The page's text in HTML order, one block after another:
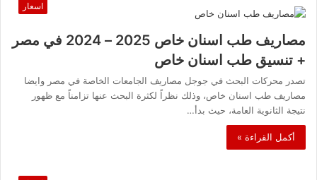
اسعار
مصاريف طب اسنان خاص 2025 – 2024 في مصر
+ تنسيق طب اسنان خاص
تصدر محركات البحث في جوجل مصاريف الجامعات الخاصة في مصر وايضا
مصاريف طب اسنان خاص، وذلك نظراً لكثرة البحث عنها تزامناً مع ظهور
نتيجة الثانوية العامة، حيث بدأ…
أكمل القراءة »